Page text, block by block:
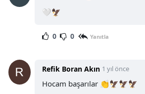
🤍🦅
0 0 Yanıtla
Refik Boran Akın 1 yıl önce
Hocam başarılar 👏🦅🦅🦅